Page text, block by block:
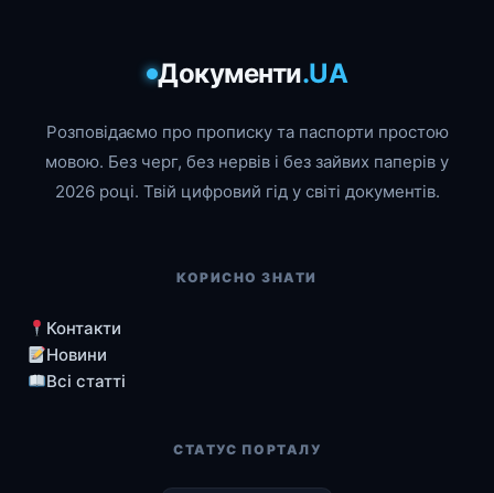
Документи.UA
Розповідаємо про прописку та паспорти простою
мовою. Без черг, без нервів і без зайвих паперів у
2026 році. Твій цифровий гід у світі документів.
КОРИСНО ЗНАТИ
Контакти
Новини
Всі статті
СТАТУС ПОРТАЛУ